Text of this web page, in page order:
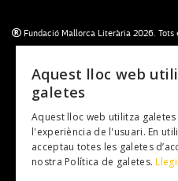
Fundació Mallorca Literària 2026. Tots
Aquest lloc web
galetes
Aquest lloc web utilitza
l'experiència de l'usuari. En
acceptau totes les galetes
nostra Política de galetes.